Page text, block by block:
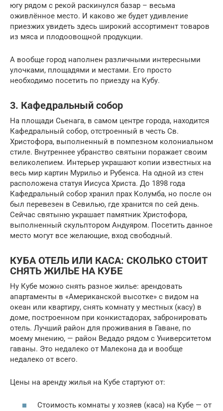
югу рядом с рекой раскинулся базар – весьма
оживлённое место. И каково же будет удивление
приезжих увидеть здесь широкий ассортимент товаров
из мяса и плодоовощной продукции.
А вообще город наполнен различными интересными
улочками, площадями и местами. Его просто
необходимо посетить по приезду на Кубу.
3. Кафедральный собор
На площади Сьенага, в самом центре города, находится
Кафедральный собор, отстроенный в честь Св.
Христофора, выполненный в помпезном колониальном
стиле. Внутреннее убранство святыни поражает своим
великолепием. Интерьер украшают копии известных на
весь мир картин Мурильо и Рубенса. На одной из стен
расположена статуя Иисуса Христа. До 1898 года
Кафедральный собор хранил прах Колумба, но после он
был перевезен в Севилью, где хранится по сей день.
Сейчас святыню украшает памятник Христофора,
выполненный скульптором Андуяром. Посетить данное
место могут все желающие, вход свободный.
КУБА ОТЕЛЬ ИЛИ КАСА: СКОЛЬКО СТОИТ
СНЯТЬ ЖИЛЬЕ НА КУБЕ
Ну Кубе можно снять разное жилье: арендовать
апартаменты в «Американской высотке» с видом на
океан или квартиру, снять комнату у местных (касу) в
доме, построенном при конкистадорах, забронировать
отель. Лучший район для проживания в Гаване, по
моему мнению, — район Ведадо рядом с Университетом
гаваны. Это недалеко от Малекона да и вообще
недалеко от всего.
Цены на аренду жилья на Кубе стартуют от:
Стоимость комнаты у хозяев (каса) на Кубе — от